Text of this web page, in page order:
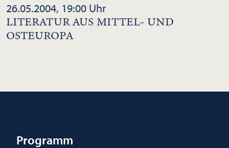
26.05.2004, 19:00 Uhr
LITERATUR AUS MITTEL- UND
OSTEUROPA
Programm